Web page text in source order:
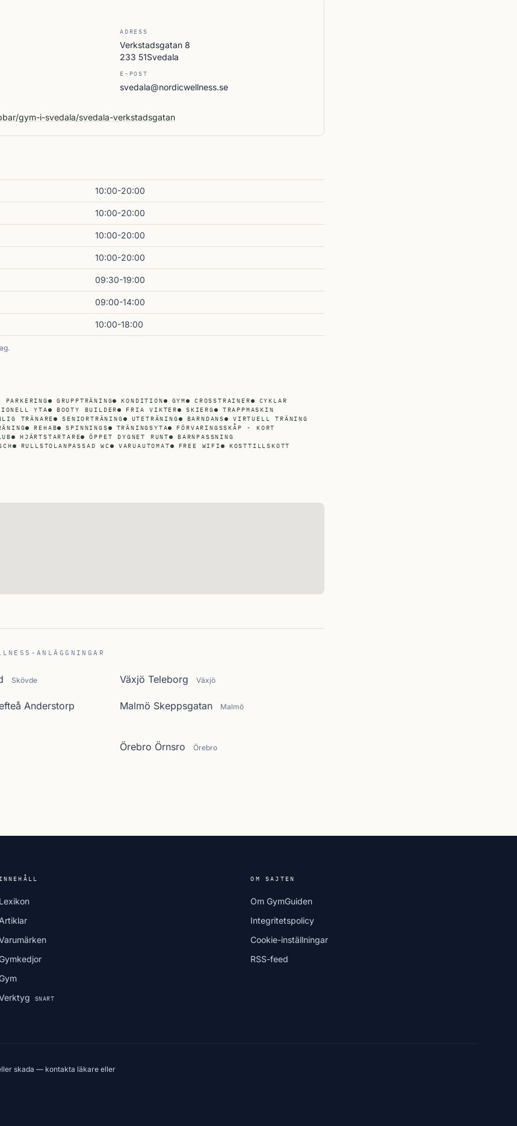
ADRESS
Verkstadsgatan 8
233 51Svedala
E-POST
svedala@nordicwellness.se
gym-i-svedala/svedala-verkstadsgatan
10:00-20:00
10:00-20:00
10:00-20:00
10:00-20:00
09:30-19:00
09:00-14:00
10:00-18:00
PARKERING GRUPPTRÄNING KONDITION GYM CROSSTRAINER
CYKLAR
YTA BOOTY BUILDER FRIA VIKTER SKIERG
TRAPPMASKIN
TRÄNARE SENIORTRÄNING UTETRÄNING BARNDANS
VIRTUELL TRÄNING
REHAB SPINNINGS TRÄNINGSYTA
FÖRVARINGSSKÅP - KORT
HJÄRTSTARTARE ÖPPET DYGNET RUNT
BARNPASSNING
RULLSTOLANPASSAD WC VARUAUTOMAT FREE WIFI
KOSTTILLSKOTT
ANLÄGGNINGAR
Skövde Växjö Teleborg Växjö
Anderstorp Malmö Skeppsgatan Malmö
Örebro Örnsro Örebro
Lexikon
Artiklar
SNART
OM SAJTEN
Om GymGuiden
Integritetspolicy
Cookie-inställningar
RSS-feed
skada — kontakta läkare eller